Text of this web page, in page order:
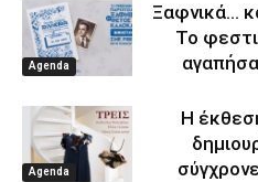
Agenda
Ξαφνικά…
Το
Agenda
Η